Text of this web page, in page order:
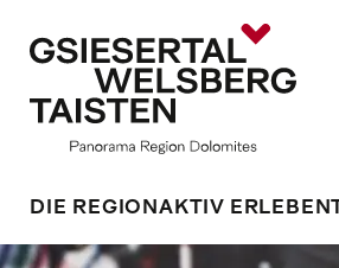
DIE REGION AKTIV ERLEBEN